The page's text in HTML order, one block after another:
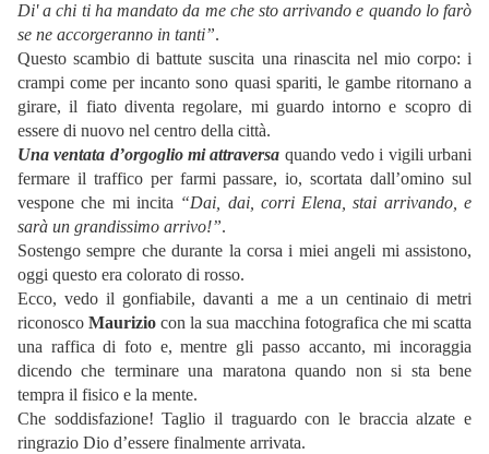
Di' a chi ti ha mandato da me che sto arrivando e quando lo farò
se ne accorgeranno in tanti”.
Questo scambio di battute suscita una rinascita nel mio corpo: i
crampi come per incanto sono quasi spariti, le gambe ritornano a
girare, il fiato diventa regolare, mi guardo intorno e scopro di
essere di nuovo nel centro della città.
Una ventata d’orgoglio mi attraversa quando vedo i vigili urbani
fermare il traffico per farmi passare, io, scortata dall’omino sul
vespone che mi incita “Dai, dai, corri Elena, stai arrivando, e
sarà un grandissimo arrivo!”.
Sostengo sempre che durante la corsa i miei angeli mi assistono,
oggi questo era colorato di rosso.
Ecco, vedo il gonfiabile, davanti a me a un centinaio di metri
riconoscoMaurizio con la sua macchina fotografica che mi scatta
una raffica di foto e, mentre gli passo accanto, mi incoraggia
dicendo che terminare una maratona quando non si sta bene
tempra il fisico e la mente.
Che soddisfazione! Taglio il traguardo con le braccia alzate e
ringrazio Dio d’essere finalmente arrivata.